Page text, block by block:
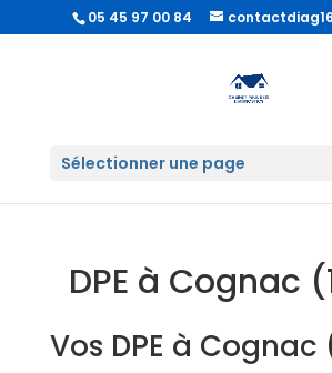
05 45 97 00 84
Sélectionner une page
DPE à Cognac
Vos DPE à Cognac